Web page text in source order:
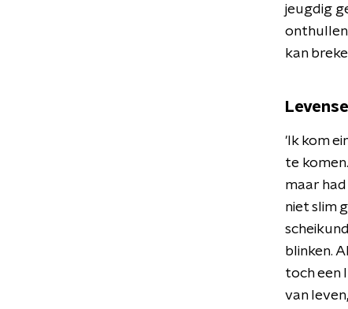
jeugdig
kan
'Ik kom
te
maar
niet slim
blinken.
toch een
van